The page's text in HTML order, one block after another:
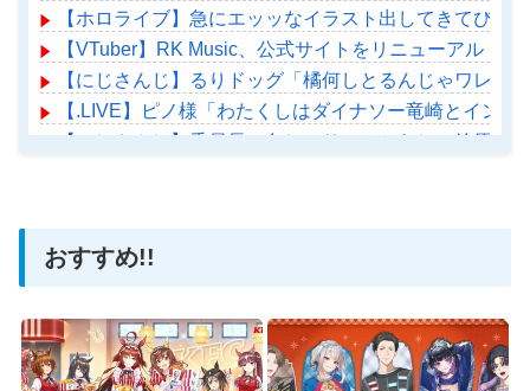
【ホロライブ】急にエッッなイラスト出してきてびっ
【VTuber】RK Music、公式サイトをリニューアル！
【にじさんじ】るりドッグ「橘何しとるんじゃワレェ
【.LIVE】ピノ様「わたくしはダイナソー竜崎とイン
【にじさんじ】委員長、久しぶりのみとらじで鈴原る
おすすめ!!